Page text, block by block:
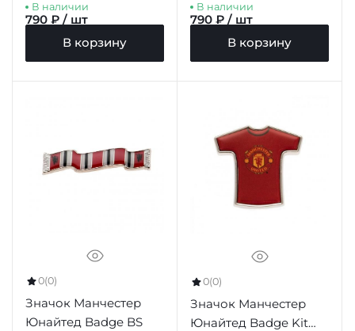
В наличии
790 ₽ / шт
В корзину
В наличии
790 ₽ / шт
В корзину
0(0)
Значок Манчестер
Юнайтед Badge BS
0(0)
Значок Манчестер
Юнайтед Badge Kit